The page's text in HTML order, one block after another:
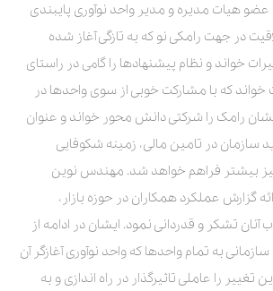
هیات مدیره و مدیر واحد نوآوری پایبندی
در جهت رامکی نو که به تازگی آغاز شده
خواند و نظام پیشنهادها را گامی در راستای
خواند که با مشارکت خوبی از سوی واحدها در
رامک را شرکتی دانش محور خواند و عنوان
سازمان در تامین مالی، زمینه شکوفایی
بیشتر فراهم خواهد شد. مهندس نوین
گزارش عملکرد همکاران در حوزه بازار،
تشکر و قدردانی نمود. ایشان در ادامه از
به تمام واحدها که واحد نوآوری آغازگر آن
تغییر را عاملی تاثیرگذار در راه اندازی و به